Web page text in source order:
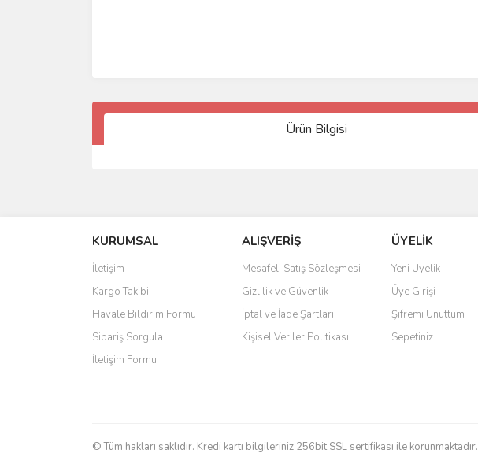
Ürün Bilgisi
KURUMSAL
İletişim
Kargo Takibi
Havale Bildirim Formu
Sipariş Sorgula
İletişim Formu
ALIŞVERİŞ
Mesafeli Satış Sözleşmesi
Gizlilik ve Güvenlik
İptal ve İade Şartları
Kişisel Veriler Politikası
ÜYELİK
Yeni Üyelik
Üye Girişi
Şifremi Unuttum
Sepetiniz
© Tüm hakları saklıdır. Kredi kartı bilgileriniz 256bit SSL sertifikası ile korunmaktadır.